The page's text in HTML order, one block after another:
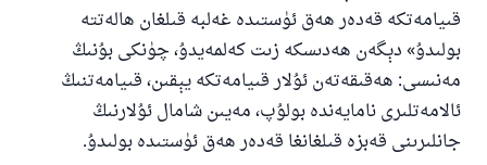
قىيامەتكە قەدەر ھەق ئۈستىدە غەلبە قىلغان ھالەتتە
بولىدۇ» دېگەن ھەدىسكە زىت كەلمەيدۇ، چۈنكى بۇنىڭ
مەنىسى: ھەقىقەتەن ئۇلار قىيامەتكە يېقىن، قىيامەتنىڭ
ئالامەتلىرى نامايەندە بولۇپ، مەيىن شامال ئۇلارنىڭ
جانلىرىنى قەبزە قىلغانغا قەدەر ھەق ئۈستىدە بولىدۇ.